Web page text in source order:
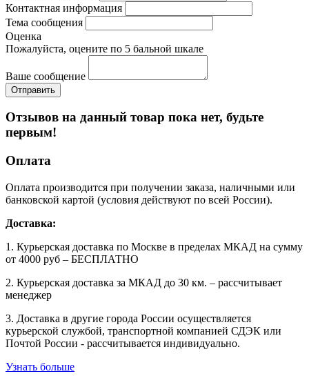
Контактная информация
Тема сообщения
Оценка
Пожалуйста, оцените по 5 бальной шкале
Ваше сообщение
Отзывов на данный товар пока нет, будьте
первым!
Оплата
Оплата производится при получении заказа, наличными или
банковской картой (условия действуют по всей России).
Доставка:
1. Курьерская доставка по Москве в пределах МКАД на сумму
от 4000 руб – БЕСПЛАТНО
2. Курьерская доставка за МКАД до 30 км. – рассчитывает
менеджер
3. Доставка в другие города России осуществляется
курьерской службой, транспортной компанией СДЭК или
Почтой России - рассчитывается индивидуально.
Узнать больше